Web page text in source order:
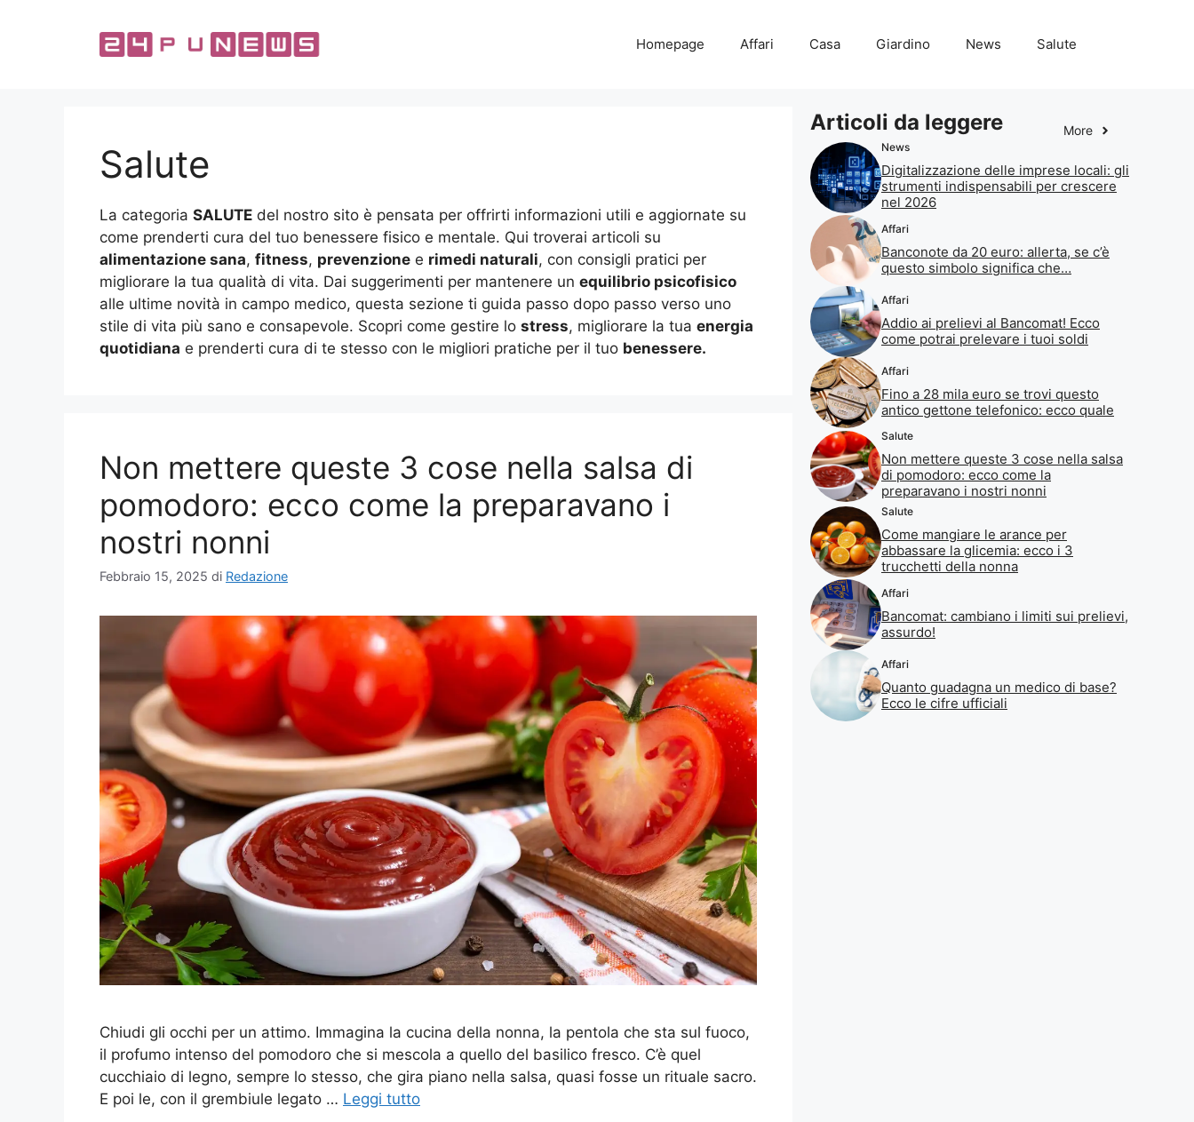
Homepage Affari Casa Giardino News Salute
Salute
La categoria SALUTE del nostro sito è pensata per offrirti informazioni utili e aggiornate su
come prenderti cura del tuo benessere fisico e mentale. Qui troverai articoli su
alimentazione sana, fitness, prevenzione e rimedi naturali, con consigli pratici per
migliorare la tua qualità di vita. Dai suggerimenti per mantenere un equilibrio psicofisico
alle ultime novità in campo medico, questa sezione ti guida passo dopo passo verso uno
stile di vita più sano e consapevole. Scopri come gestire lo stress, migliorare la tua energia
quotidiana e prenderti cura di te stesso con le migliori pratiche per il tuo benessere.
Non mettere queste 3 cose nella salsa di
pomodoro: ecco come la preparavano i
nostri nonni
Febbraio 15, 2025 di Redazione
Chiudi gli occhi per un attimo. Immagina la cucina della nonna, la pentola che sta sul fuoco,
il profumo intenso del pomodoro che si mescola a quello del basilico fresco. C’è quel
cucchiaio di legno, sempre lo stesso, che gira piano nella salsa, quasi fosse un rituale sacro.
E poi le, con il grembiule legato … Leggi tutto
Articoli da leggere More
News
Digitalizzazione delle imprese locali: gli
strumenti indispensabili per crescere
nel 2026
Affari
Banconote da 20 euro: allerta, se c’è
questo simbolo significa che…
Affari
Addio ai prelievi al Bancomat! Ecco
come potrai prelevare i tuoi soldi
Affari
Fino a 28 mila euro se trovi questo
antico gettone telefonico: ecco quale
Salute
Non mettere queste 3 cose nella salsa
di pomodoro: ecco come la
preparavano i nostri nonni
Salute
Come mangiare le arance per
abbassare la glicemia: ecco i 3
trucchetti della nonna
Affari
Bancomat: cambiano i limiti sui prelievi,
assurdo!
Affari
Quanto guadagna un medico di base?
Ecco le cifre ufficiali